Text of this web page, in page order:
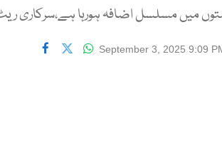
میں مسلسل اضافہ ہورہا ہے،سرکاری
September 3, 2025 9:09